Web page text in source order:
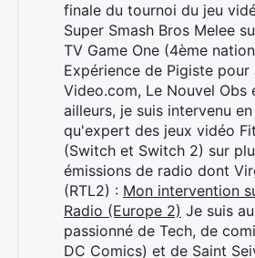
finale du tournoi du jeu
Super Smash Bros Melee
TV Game One (4ème
Expérience de Pigiste pour
Video.com, Le Nouvel Obs
ailleurs, je suis intervenu
qu'expert des jeux vidéo
(Switch et Switch 2) sur
émissions de radio dont
(RTL2) : Mon intervention
Radio (Europe 2) Je suis
passionné de Tech, de
DC Comics) et de Saint